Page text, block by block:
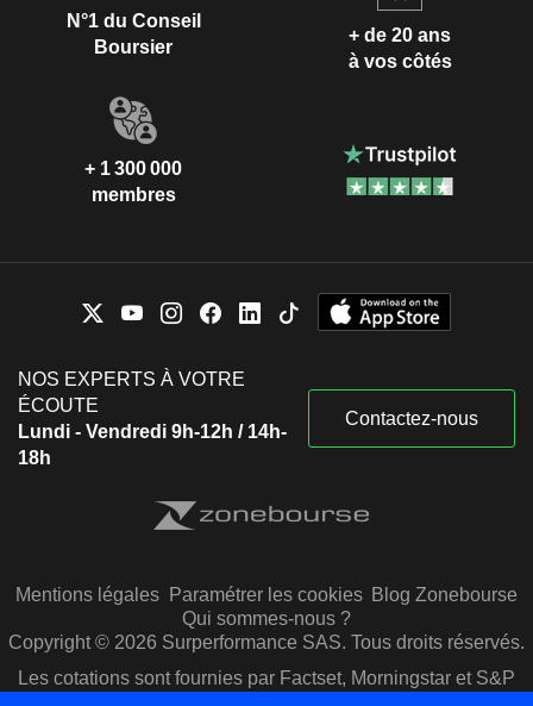
N°1 du Conseil
Boursier
+ de 20 ans
à vos côtés
+ 1 300 000
membres
NOS EXPERTS À VOTRE
ÉCOUTE
Lundi - Vendredi 9h-12h / 14h-
18h
Contactez-nous
Mentions légales Paramétrer les cookies Blog Zonebourse
Qui sommes-nous ?
Copyright © 2026 Surperformance SAS. Tous droits réservés.
Les cotations sont fournies par Factset, Morningstar et S&P